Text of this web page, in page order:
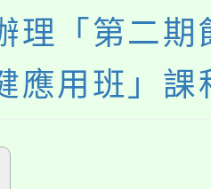
理「第二期
應用班」課